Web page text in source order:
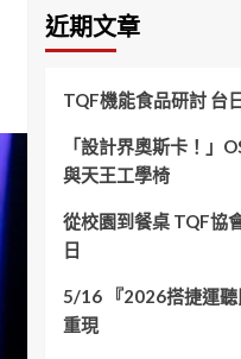
鍵
字:
近期文章
TQF機能食品研討 台
「設計界奧斯卡！」
與天王工學椅
從校園到餐桌 TQF協
日
5/16 『2026搭捷運聽
重現